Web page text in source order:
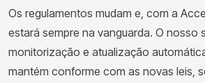
Os regulamentos mudam e, com a
estará sempre na vanguarda. O nosso
monitorização e atualização
mantém conforme com as novas leis,